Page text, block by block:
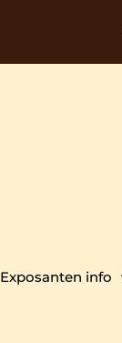
Exposanten info